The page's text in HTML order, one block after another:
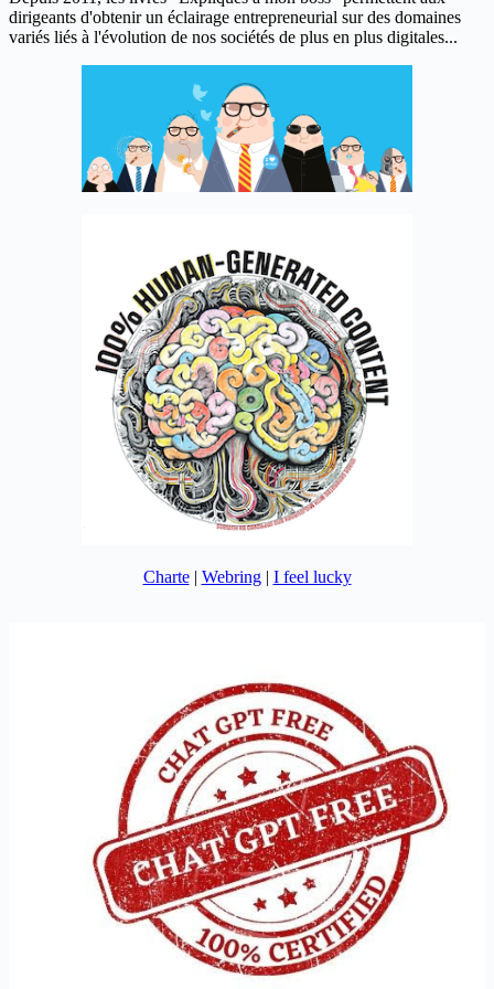
dirigeants d'obtenir un éclairage entrepreneurial sur des domaines
variés liés à l'évolution de nos sociétés de plus en plus digitales...
Charte| Webring| I feel lucky